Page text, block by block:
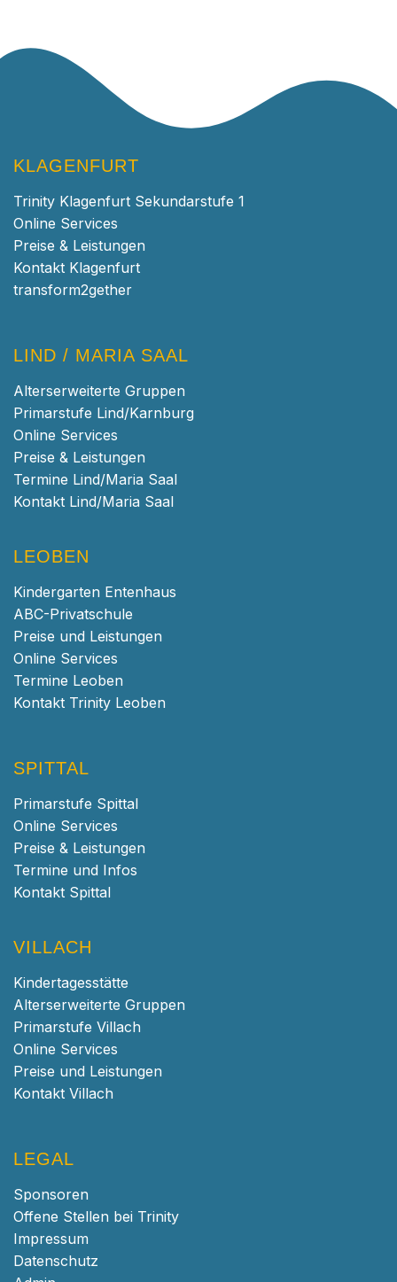
KLAGENFURT
Trinity Klagenfurt Sekundarstufe 1
Online Services
Preise & Leistungen
Kontakt Klagenfurt
transform2gether
LIND / MARIA SAAL
Alterserweiterte Gruppen
Primarstufe Lind/Karnburg
Online Services
Preise & Leistungen
Termine Lind/Maria Saal
Kontakt Lind/Maria Saal
LEOBEN
Kindergarten Entenhaus
ABC-Privatschule
Preise und Leistungen
Online Services
Termine Leoben
Kontakt Trinity Leoben
SPITTAL
Primarstufe Spittal
Online Services
Preise & Leistungen
Termine und Infos
Kontakt Spittal
VILLACH
Kindertagesstätte
Alterserweiterte Gruppen
Primarstufe Villach
Online Services
Preise und Leistungen
Kontakt Villach
LEGAL
Sponsoren
Offene Stellen bei Trinity
Impressum
Datenschutz